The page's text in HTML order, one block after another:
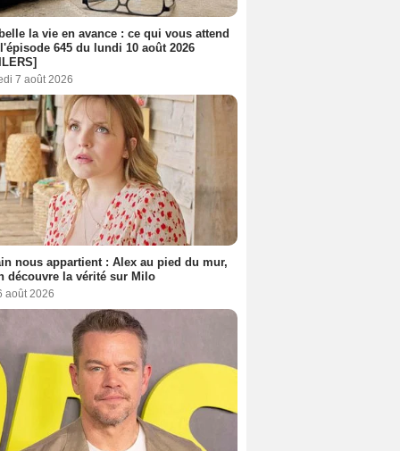
la vie en avance : ce qui vous attend
645 du lundi 10 août 2026
7 août 2026
nous appartient : Alex au pied du mur,
découvre la vérité sur Milo
août 2026